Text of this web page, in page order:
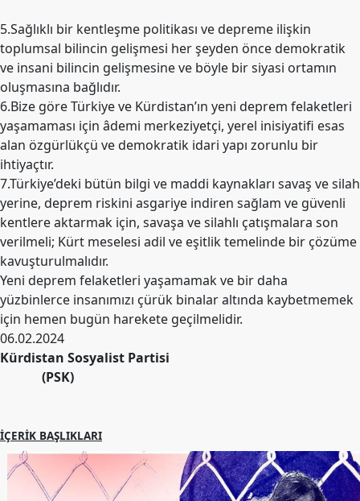
5.Sağlıklı bir kentleşme politikası ve depreme ilişkin
toplumsal bilincin gelişmesi her şeyden önce demokratik
ve insani bilincin gelişmesine ve böyle bir siyasi ortamın
oluşmasına bağlıdır.
6.Bize göre Türkiye ve Kürdistan’ın yeni deprem felaketleri
yaşamaması için âdemi merkeziyetçi, yerel inisiyatifi esas
alan özgürlükçü ve demokratik idari yapı zorunlu bir
ihtiyaçtır.
7.Türkiye’deki bütün bilgi ve maddi kaynakları savaş ve silah
yerine, deprem riskini asgariye indiren sağlam ve güvenli
kentlere aktarmak için, savaşa ve silahlı çatışmalara son
verilmeli; Kürt meselesi adil ve eşitlik temelinde bir çözüme
kavuşturulmalıdır.
Yeni deprem felaketleri yaşamamak ve bir daha
yüzbinlerce insanımızı çürük binalar altında kaybetmemek
için hemen bugün harekete geçilmelidir.
06.02.2024
Kürdistan Sosyalist Partisi
(PSK)
İÇERIK BAŞLIKLARI